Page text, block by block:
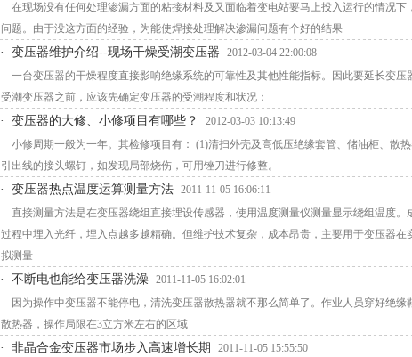
在现场没有任何处理渗漏方面的粘接材料及又面临着变电站要马上投入运行的情况
问题。由于没这方面的经验，为能使焊接处理解决渗漏问题有个好的结果
· 变压器维护介绍--现场干燥受潮变压器
2012-03-04 22:00:08
一台变压器的干燥程度直接影响绝缘系统的可靠性及其他性能指标。因此要延长变
受潮变压器之前，应该先确定变压器的受潮程度和状况：
· 变压器的大修、小修项目有哪些？
2012-03-03 10:13:49
小修周期一般为一年。其检修项目有： (1)清扫外壳及高低压绝缘套管、储油柜、散
引出线的接头螺钉，如发现局部烧伤，可用锉刀进行修整。
· 变压器热点温度运算测量方法 2011-11-05 16:06:11
直接测量方法是在变压器绕组直接埋设传感器，使用温度测量仪测量显示绕组温度。
过程中埋入光纤，埋入点越多越精确。但维护技术复杂，成本昂贵，主要用于变压器
拟测量
· 不断电也能给变压器洗澡 2011-11-05 16:02:01
因为操作中变压器不能停电，清洗变压器散热器就不那么简单了。作业人员穿好绝
散热器，操作局限在3立方米左右的区域
· 非晶合金变压器市场步入高速增长期 2011-11-05 15:55:50